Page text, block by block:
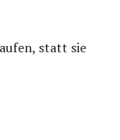
statt sie